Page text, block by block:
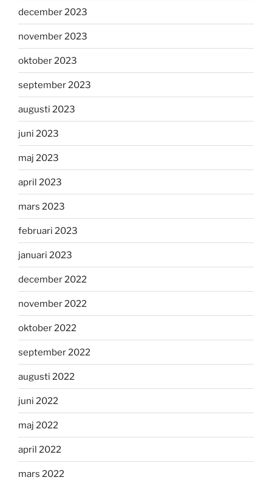
december 2023
november 2023
oktober 2023
september 2023
augusti 2023
juni 2023
maj 2023
april 2023
mars 2023
februari 2023
januari 2023
december 2022
november 2022
oktober 2022
september 2022
augusti 2022
juni 2022
maj 2022
april 2022
mars 2022